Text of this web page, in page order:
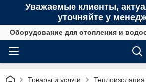
Уважаемые клиенты,
уточняйте у
Оборудование для отопления и
Товары и услуги Теплоизоляция